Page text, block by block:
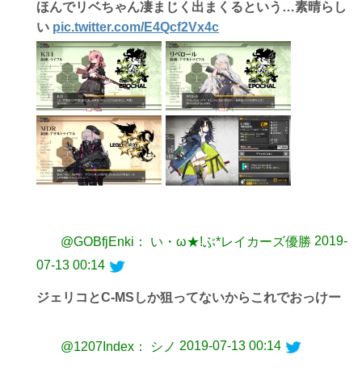
ほんでリベちゃん凄まじく出まくるという…素晴らし
い pic.twitter.com/E4Qcf2Vx4c
@GOBfjEnki： い・ω★!ぶ*レイカーズ優勝 2019-
07-13 00:14
ジェリコとC-MSしか狙ってないからこれでおっけー
@1207Index： シノ 2019-07-13 00:14